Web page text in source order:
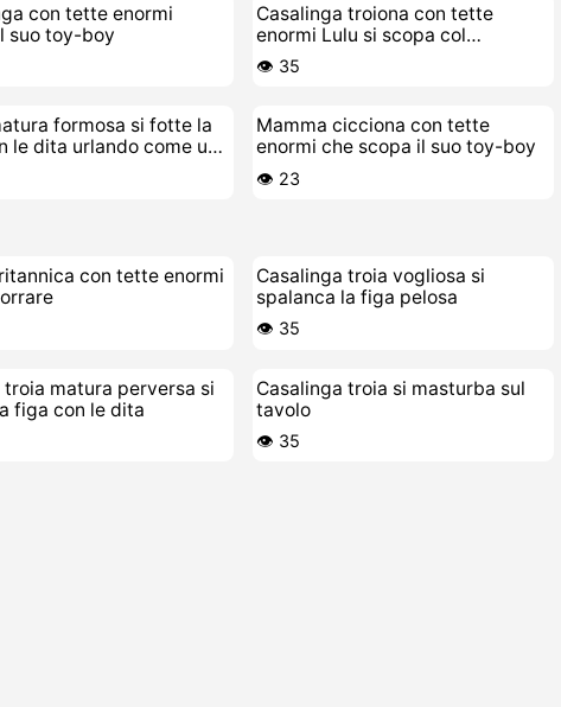
con tette enormi
suo toy-boy
Casalinga troiona con tette
enormi Lulu si scopa col
vibratore
👁️ 35
formosa si fotte la
le dita urlando come una
Mamma cicciona con tette
enormi che scopa il suo toy-boy
👁️ 23
con tette enormi
Casalinga troia vogliosa si
spalanca la figa pelosa
👁️ 35
troia matura perversa si
figa con le dita
Casalinga troia si masturba sul
tavolo
👁️ 35